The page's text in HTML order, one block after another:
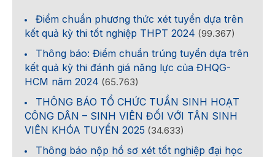
Điểm chuẩn phương thức xét tuyển dựa trên
kết quả kỳ thi tốt nghiệp THPT 2024 (99.367)
Thông báo: Điểm chuẩn trúng tuyển dựa trên
kết quả kỳ thi đánh giá năng lực của ĐHQG-
HCM năm 2024 (65.763)
THÔNG BÁO TỔ CHỨC TUẦN SINH HOẠT
CÔNG DÂN – SINH VIÊN ĐỐI VỚI TÂN SINH
VIÊN KHÓA TUYỂN 2025 (34.633)
Thông báo nộp hồ sơ xét tốt nghiệp đại học